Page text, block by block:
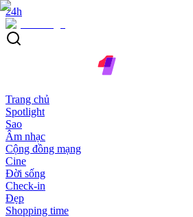
24h
Trang chủ
Spotlight
Sao
Âm nhạc
Cộng đồng mạng
Cine
Đời sống
Check-in
Đẹp
Shopping time